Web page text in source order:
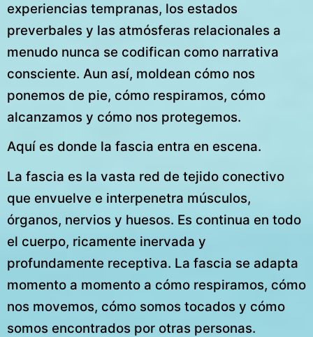
experiencias tempranas, los estados
preverbales y las atmósferas relacionales a
menudo nunca se codifican como narrativa
consciente. Aun así, moldean cómo nos
ponemos de pie, cómo respiramos, cómo
alcanzamos y cómo nos protegemos.
Aquí es donde la fascia entra en escena.
La fascia es la vasta red de tejido conectivo
que envuelve e interpenetra músculos,
órganos, nervios y huesos. Es continua en todo
el cuerpo, ricamente inervada y
profundamente receptiva. La fascia se adapta
momento a momento a cómo respiramos, cómo
nos movemos, cómo somos tocados y cómo
somos encontrados por otras personas.